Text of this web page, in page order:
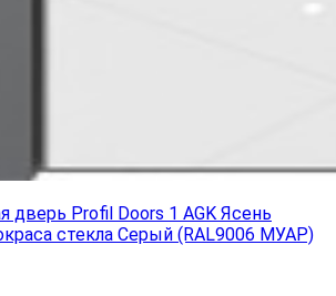
дверь Profil Doors 1 AGK Ясень
стекла Серый (RAL9006 МУАР)